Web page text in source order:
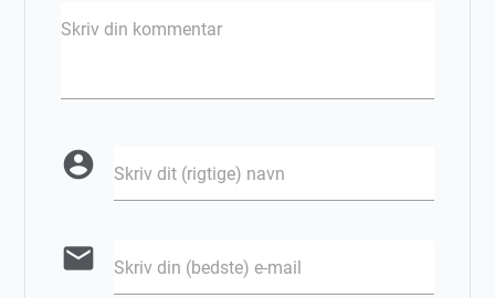
Skriv din kommentar
account_circle Skriv dit (rigtige) navn
email Skriv din (bedste) e-mail